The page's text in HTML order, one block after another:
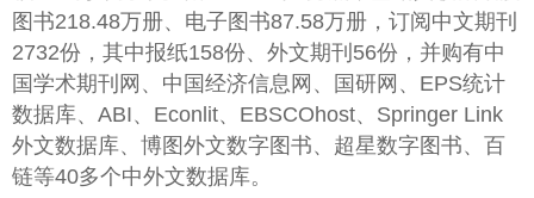
图书218.48万册、电子图书87.58万册，订阅中文期刊
2732份，其中报纸158份、外文期刊56份，并购有中
国学术期刊网、中国经济信息网、国研网、EPS统计
数据库、ABI、Econlit、EBSCOhost、Springer Link
外文数据库、博图外文数字图书、超星数字图书、百
链等40多个中外文数据库。